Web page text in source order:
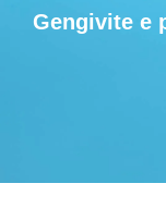
Gengivite e